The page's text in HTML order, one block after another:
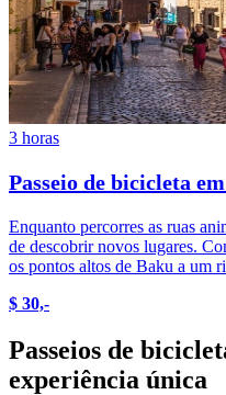
3 horas
Passeio de bicicleta
Enquanto percorres as ruas
de descobrir novos lugares.
os pontos altos de Baku a um
$ 30,-
Passeios de
experiência única